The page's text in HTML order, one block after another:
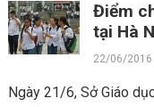
Điểm
tại Hà
22/06/2016
Ngày 21/6, Sở Giáo